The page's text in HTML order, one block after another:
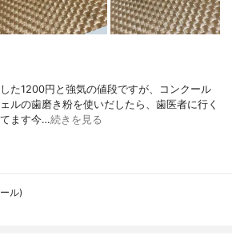
た1200円と強気の値段ですが、コンクール
ルの歯磨き粉を使いだしたら、歯医者に行く
ます今…続きを見る
ル)